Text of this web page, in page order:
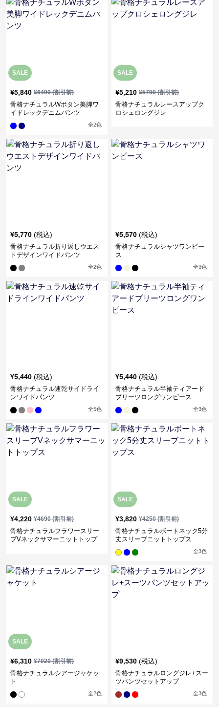
SALE
¥5,840 ¥6490(割引前)
骨格ナチュラルWボタン美脚ワ
イドレックデニムパンツ
全2色
SALE
¥5,210 ¥5790(割引前)
骨格ナチュラルレースアップク
ロシェロングジレ
¥5,770 (税込)
骨格ナチュラル折り返しウエス
トデザインワイドパンツ
全2色
¥5,570 (税込)
骨格ナチュラルシャツワンピー
ス
全3色
¥5,440 (税込)
骨格ナチュラル速乾サイドライ
ンワイドパンツ
全5色
¥5,440 (税込)
骨格ナチュラル半袖ティアード
プリーツロングワンピース
全3色
SALE
¥4,220 ¥4690(割引前)
骨格ナチュラルフラワースリー
ブVネックサマーニットトップ
SALE
¥3,820 ¥4250(割引前)
骨格ナチュラルボートネック5分
丈スリーブニットトップス
全3色
SALE
¥6,310 ¥7020(割引前)
骨格ナチュラルシアージャケッ
ト
全2色
¥9,530 (税込)
骨格ナチュラルロングジレ+スー
ツパンツセットアップ
全3色